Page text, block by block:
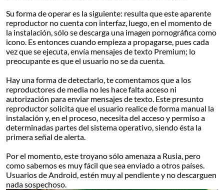
Su forma de operar es la siguiente: resulta que este aparente
reproductor no cuenta con interfaz, luego, en el momento de
la instalación, sólo se descarga una imagen pornográfica como
icono. Es entonces cuando empieza a propagarse, pues cada
vez que se ejecuta, envía mensajes de texto Premium; lo
preocupante es que el usuario no se da cuenta.
Hay una forma de detectarlo, te comentamos que a los
reproductores de media no les hace falta acceso ni
autorización para enviar mensajes de texto. Este presunto
reproductor solicita que el usuario realice de forma manual la
instalación y, en el proceso, necesita del acceso y permiso a
determinadas partes del sistema operativo, siendo ésta la
primera señal de alerta.
Por el momento, este troyano sólo amenaza a Rusia, pero
como sabemos es muy fácil que sea enviado a otros países.
Usuarios de Android, estén muy al pendiente y no descarguen
nada sospechoso.